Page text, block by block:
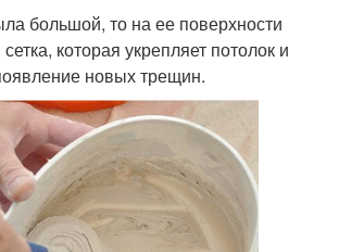
большой, то на ее поверхности
которая укрепляет потолок и
новых трещин.